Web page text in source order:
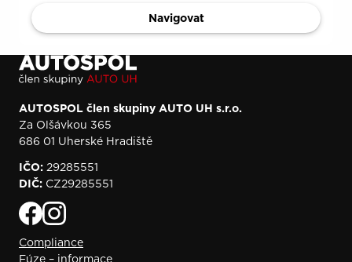
Navigovat
AUTOSPOL člen skupiny AUTO UH s.r.o.
Za Olšávkou 365
686 01 Uherské Hradiště
IČO: 29285551
DIČ: CZ29285551
Compliance
Fúze – informace